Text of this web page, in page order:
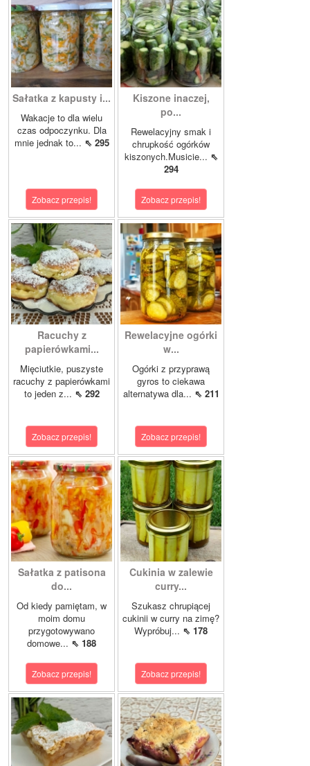
Sałatka z kapusty i...
Wakacje to dla wielu
czas odpoczynku. Dla
mnie jednak to... ⇖ 295
Zobacz przepis!
Kiszone inaczej,
po...
Rewelacyjny smak i
chrupkość ogórków
kiszonych.Musicie... ⇖
294
Zobacz przepis!
Racuchy z
papierówkami...
Mięciutkie, puszyste
racuchy z papierówkami
to jeden z... ⇖ 292
Zobacz przepis!
Rewelacyjne ogórki
w...
Ogórki z przyprawą
gyros to ciekawa
alternatywa dla... ⇖ 211
Zobacz przepis!
Sałatka z patisona
do...
Od kiedy pamiętam, w
moim domu
przygotowywano
domowe... ⇖ 188
Zobacz przepis!
Cukinia w zalewie
curry...
Szukasz chrupiącej
cukinii w curry na zimę?
Wypróbuj... ⇖ 178
Zobacz przepis!